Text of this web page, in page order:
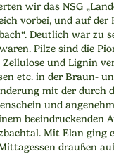
wir das NSG
vorbei, und auf der
Deutlich war zu
Pilze sind die
und Lignin
etc. in der Braun-
mit der durch
und
beeindruckenden
Mit Elan ging
draußen